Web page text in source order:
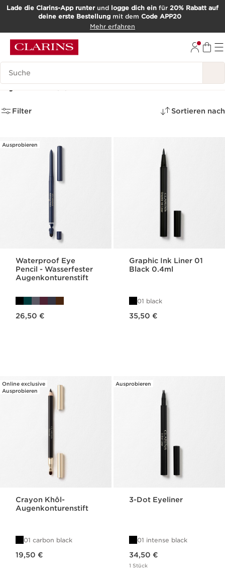
WEITER ZUM INHALT
Lade die Clarins-App runterund logge dich ein für 20% Rabatt auf
deine erste Bestellungmit dem Code APP20
Mehr erfahren
Such-Historie
Eyeliner (5)
Filter Sortieren nach
Ausprobieren
Waterproof Eye
Pencil - Wasserfester
Augenkonturenstift
26,50 €
Graphic Ink Liner 01
Black 0.4ml
01 black
35,50 €
Online exclusive
Ausprobieren
Crayon Khôl-
Augenkonturenstift
01 carbon black
19,50 €
Ausprobieren
3-Dot Eyeliner
01 intense black
34,50 €
1 Stück